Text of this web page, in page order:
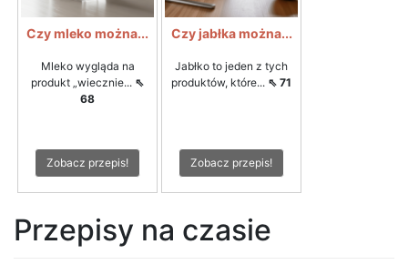
Czy mleko można...
Mleko wygląda na
produkt „wiecznie... ⇖
68
Zobacz przepis!
Czy jabłka można...
Jabłko to jeden z tych
produktów, które... ⇖ 71
Zobacz przepis!
Przepisy na czasie